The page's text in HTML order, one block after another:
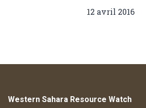
12 avril 2016
Western Sahara Resource Watch